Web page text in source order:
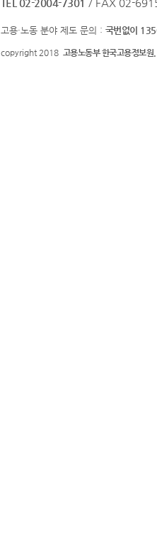
TEL 02-2004-7301 / FAX 02-
고용·노동 분야 제도 문의 : 국번없이
copyright 2018 고용노동부 한국고용정보원.